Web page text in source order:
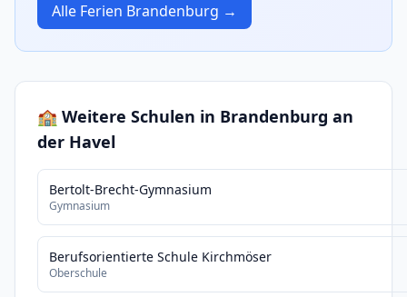
Alle Ferien Brandenburg →
🏫 Weitere Schulen in Brandenburg an
der Havel
Bertolt-Brecht-Gymnasium
Gymnasium
Berufsorientierte Schule Kirchmöser
Oberschule